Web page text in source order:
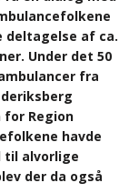
deltagelse af ca.
Under det 50
fra
Region
havde
til alvorlige
der da også